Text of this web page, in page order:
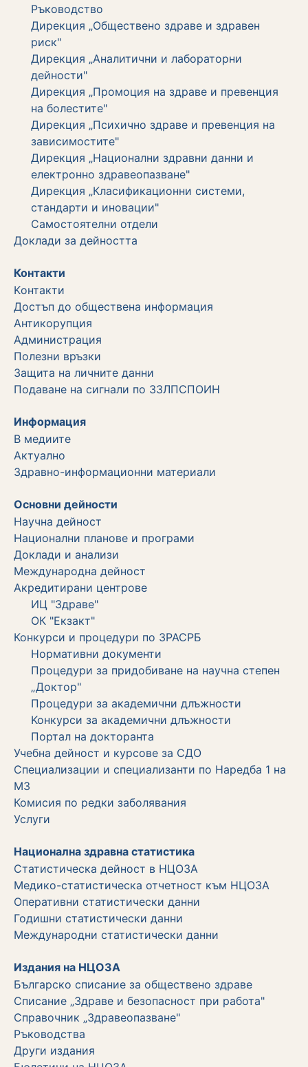
Ръководство
Дирекция „Обществено здраве и здравен
риск"
Дирекция „Аналитични и лабораторни
дейности"
Дирекция „Промоция на здраве и превенция
на болестите"
Дирекция „Психично здраве и превенция на
зависимостите"
Дирекция „Национални здравни данни и
електронно здравеопазване"
Дирекция „Класификационни системи,
стандарти и иновации"
Самостоятелни отдели
Дoклади за дейността
Контакти
Kонтакти
Достъп до обществена информация
Aнтикорупция
Администрация
Полезни връзки
Защита на личните данни
Подаване на сигнали по ЗЗЛПСПОИН
Информация
В медиите
Актуално
Здравно-информационни материали
Основни дейности
Научна дейност
Национални планове и програми
Доклади и анализи
Международна дейност
Акредитирани центрове
ИЦ "Здраве"
ОК "Екзакт"
Конкурси и процедури по ЗРАСРБ
Нормативни документи
Процедури за придобиване на научна степен
„Доктор"
Процедури за академични длъжности
Koнкурси за академични длъжности
Портал на докторанта
Учебна дейност и курсове за СДО
Специализации и специализанти по Наредба 1 на
МЗ
Комисия по редки заболявания
Услуги
Национална здравна статистика
Статистическа дейност в НЦОЗА
Медико-статистическа отчетност към НЦОЗА
Оперативни статистически данни
Годишни статистически данни
Международни статистически данни
Издания на НЦОЗА
Българско списание за обществено здраве
Списание „Здраве и безопасност при работа"
Справочник „Здравеопазване"
Ръководства
Други издания